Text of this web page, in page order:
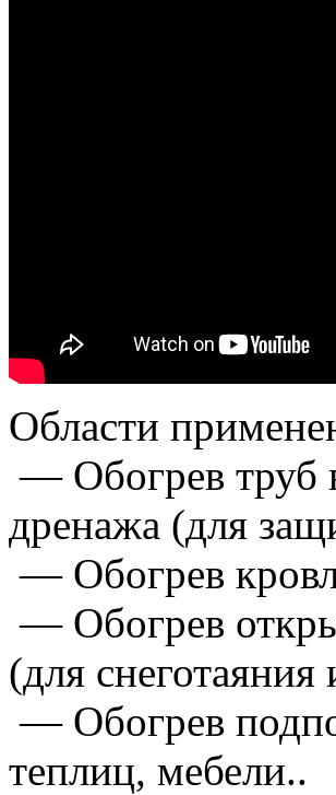
Области
— Обогрев труб
дренажа (для
— Обогрев
— Обогрев
(для
— Обогрев
теплиц, мебели..